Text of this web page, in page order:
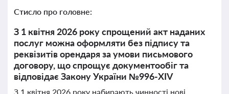
Стисло про головне:
З 1 квітня 2026 року спрощений акт наданих
послуг можна оформляти без підпису та
реквізитів орендаря за умови письмового
договору, що спрощує документообіг та
відповідає Закону України №996-XIV
З 1 квітня 2026 року набирають чинності нові